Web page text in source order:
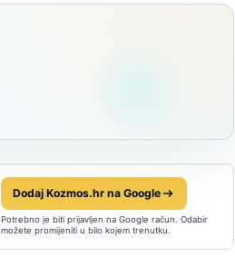
Dodaj Kozmos.hr na Google
Potrebno je biti prijavljen na Google račun. Odabir
možete promijeniti u bilo kojem trenutku.